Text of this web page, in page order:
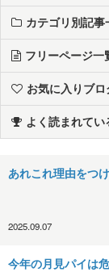
カテゴリ別記事
フリーページ一
お気に入りブ
よく読まれて
あれこれ理由をつ
2025.09.07
今年の月見パイは